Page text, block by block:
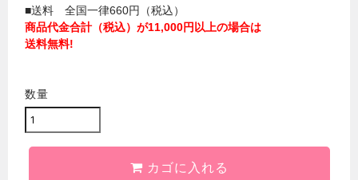
■送料 全国一律660円（税込）
商品代金合計（税込）が11,000円以上の場合は
送料無料!
数量
カゴに入れる